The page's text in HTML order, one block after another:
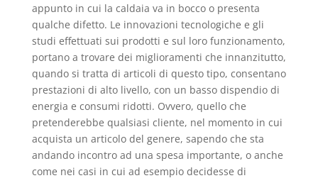
appunto in cui la caldaia va in bocco o presenta
qualche difetto. Le innovazioni tecnologiche e gli
studi effettuati sui prodotti e sul loro funzionamento,
portano a trovare dei miglioramenti che innanzitutto,
quando si tratta di articoli di questo tipo, consentano
prestazioni di alto livello, con un basso dispendio di
energia e consumi ridotti. Ovvero, quello che
pretenderebbe qualsiasi cliente, nel momento in cui
acquista un articolo del genere, sapendo che sta
andando incontro ad una spesa importante, o anche
come nei casi in cui ad esempio decidesse di